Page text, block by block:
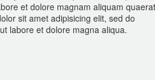
et dolore magnam aliquam quaerat
sit amet adipisicing elit, sed do
labore et dolore magna aliqua.